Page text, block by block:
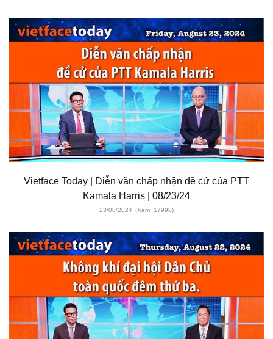
Vietface Today | Diễn văn chấp nhận đề cử của PTT
Kamala Harris | 08/23/24
23/08/2024 (Xem: 17998)